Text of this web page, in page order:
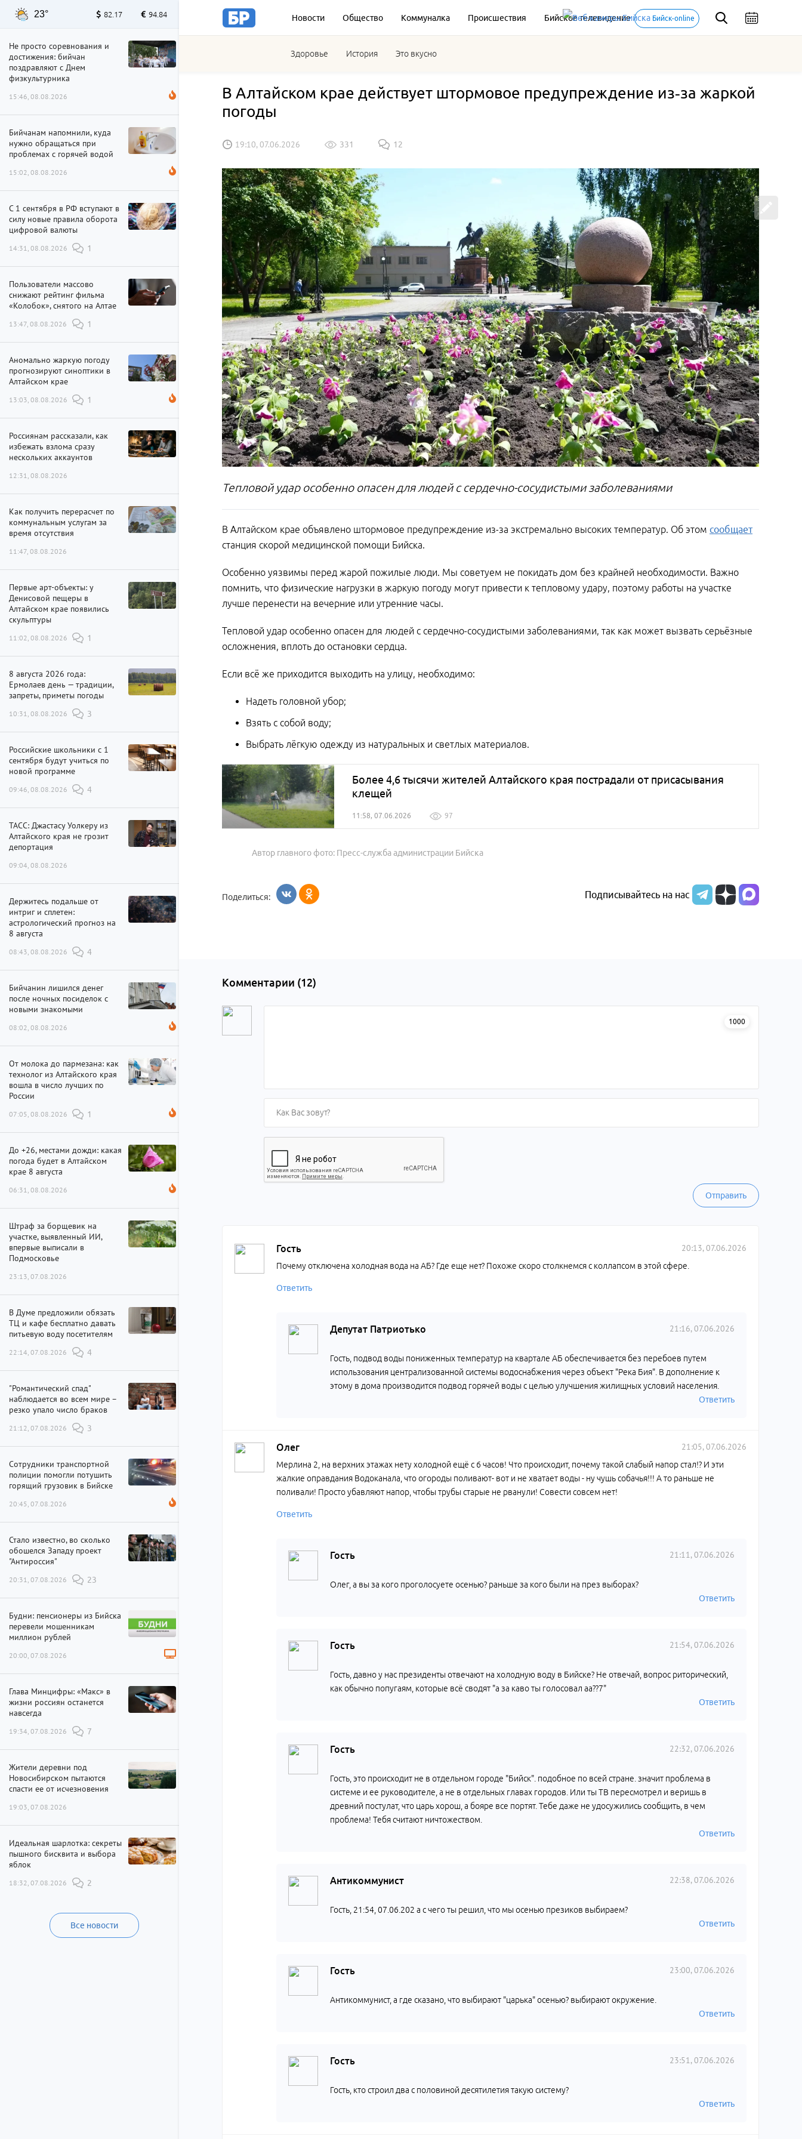
Новости Общество Коммуналка Происшествия Бийское телевидение Бийск-online
Здоровье История Это вкусно
23° 82.17 94.84
Не просто соревнования и
достижения: бийчан
поздравляют с Днем
физкультурника
15:46, 08.08.2026
Бийчанам напомнили, куда
нужно обращаться при
проблемах с горячей водой
15:02, 08.08.2026
С 1 сентября в РФ вступают в
силу новые правила оборота
цифровой валюты
14:31, 08.08.2026 1
Пользователи массово
снижают рейтинг фильма
«Колобок», снятого на Алтае
13:47, 08.08.2026 1
Аномально жаркую погоду
прогнозируют синоптики в
Алтайском крае
13:03, 08.08.2026 1
Россиянам рассказали, как
избежать взлома сразу
нескольких аккаунтов
12:31, 08.08.2026
Как получить перерасчет по
коммунальным услугам за
время отсутствия
11:47, 08.08.2026
Первые арт-объекты: у
Денисовой пещеры в
Алтайском крае появились
скульптуры
11:02, 08.08.2026 1
8 августа 2026 года:
Ермолаев день — традиции,
запреты, приметы погоды
10:31, 08.08.2026 3
Российские школьники с 1
сентября будут учиться по
новой программе
09:46, 08.08.2026 4
ТАСС: Джастасу Уолкеру из
Алтайского края не грозит
депортация
09:04, 08.08.2026
Держитесь подальше от
интриг и сплетен:
астрологический прогноз на
8 августа
08:43, 08.08.2026 4
Бийчанин лишился денег
после ночных посиделок с
новыми знакомыми
08:02, 08.08.2026
От молока до пармезана: как
технолог из Алтайского края
вошла в число лучших по
России
07:05, 08.08.2026 1
До +26, местами дожди: какая
погода будет в Алтайском
крае 8 августа
06:31, 08.08.2026
Штраф за борщевик на
участке, выявленный ИИ,
впервые выписали в
Подмосковье
23:13, 07.08.2026
В Думе предложили обязать
ТЦ и кафе бесплатно давать
питьевую воду посетителям
22:14, 07.08.2026 4
"Романтический спад"
наблюдается во всем мире –
резко упало число браков
21:12, 07.08.2026 3
Сотрудники транспортной
полиции помогли потушить
горящий грузовик в Бийске
20:45, 07.08.2026
Стало известно, во сколько
обошелся Западу проект
"Антироссия"
20:31, 07.08.2026 23
Будни: пенсионеры из Бийска
перевели мошенникам
миллион рублей
20:00, 07.08.2026
Глава Минцифры: «Макс» в
жизни россиян останется
навсегда
19:34, 07.08.2026 7
Жители деревни под
Новосибирском пытаются
спасти ее от исчезновения
19:03, 07.08.2026
Идеальная шарлотка: секреты
пышного бисквита и выбора
яблок
18:32, 07.08.2026 2
Все новости
В Алтайском крае действует штормовое предупреждение из‑за жаркой
погоды
19:10, 07.06.2026 331 12
Тепловой удар особенно опасен для людей с сердечно-сосудистыми заболеваниями
В Алтайском крае объявлено штормовое предупреждение из-за экстремально высоких температур. Об этом сообщает
станция скорой медицинской помощи Бийска.
Особенно уязвимы перед жарой пожилые люди. Мы советуем не покидать дом без крайней необходимости. Важно
помнить, что физические нагрузки в жаркую погоду могут привести к тепловому удару, поэтому работы на участке
лучше перенести на вечерние или утренние часы.
Тепловой удар особенно опасен для людей с сердечно-сосудистыми заболеваниями, так как может вызвать серьёзные
осложнения, вплоть до остановки сердца.
Если всё же приходится выходить на улицу, необходимо:
Надеть головной убор;
Взять с собой воду;
Выбрать лёгкую одежду из натуральных и светлых материалов.
Более 4,6 тысячи жителей Алтайского края пострадали от присасывания
клещей
11:58, 07.06.2026 97
Автор главного фото: Пресс-служба администрации Бийска
Поделиться: Подписывайтесь на нас
Комментарии (12)
1000
Отправить
Гость 20:13, 07.06.2026
Почему отключена холодная вода на АБ? Где еще нет? Похоже скоро столкнемся с коллапсом в этой сфере.
Ответить
Депутат Патриотько 21:16, 07.06.2026
Гость, подвод воды пониженных температур на квартале АБ обеспечивается без перебоев путем
использования централизованной системы водоснабжения через объект "Река Бия". В дополнение к
этому в дома производится подвод горячей воды с целью улучшения жилищных условий населения.
Ответить
Олег 21:05, 07.06.2026
Мерлина 2, на верхних этажах нету холодной ещё с 6 часов! Что происходит, почему такой слабый напор стал!? И эти
жалкие оправдания Водоканала, что огороды поливают- вот и не хватает воды - ну чушь собачья!!! А то раньше не
поливали! Просто убавляют напор, чтобы трубы старые не рванули! Совести совсем нет!
Ответить
Гость 21:11, 07.06.2026
Олег, а вы за кого проголосуете осенью? раньше за кого были на през выборах?
Ответить
Гость 21:54, 07.06.2026
Гость, давно у нас президенты отвечают на холодную воду в Бийске? Не отвечай, вопрос риторический,
как обычно попугаям, которые всё сводят "а за каво ты голосовал аа??7"
Ответить
Гость 22:32, 07.06.2026
Гость, это происходит не в отдельном городе "Бийск". подобное по всей стране. значит проблема в
системе и ее руководителе, а не в отдельных главах городов. Или ты ТВ пересмотрел и веришь в
древний постулат, что царь хорош, а бояре все портят. Тебе даже не удосужились сообщить, в чем
проблема! Тебя считают ничтожеством.
Ответить
Антикоммунист 22:38, 07.06.2026
Гость, 21:54, 07.06.202 а с чего ты решил, что мы осенью презиков выбираем?
Ответить
Гость 23:00, 07.06.2026
Антикоммунист, а где сказано, что выбирают "царька" осенью? выбирают окружение.
Ответить
Гость 23:51, 07.06.2026
Гость, кто строил два с половиной десятилетия такую систему?
Ответить